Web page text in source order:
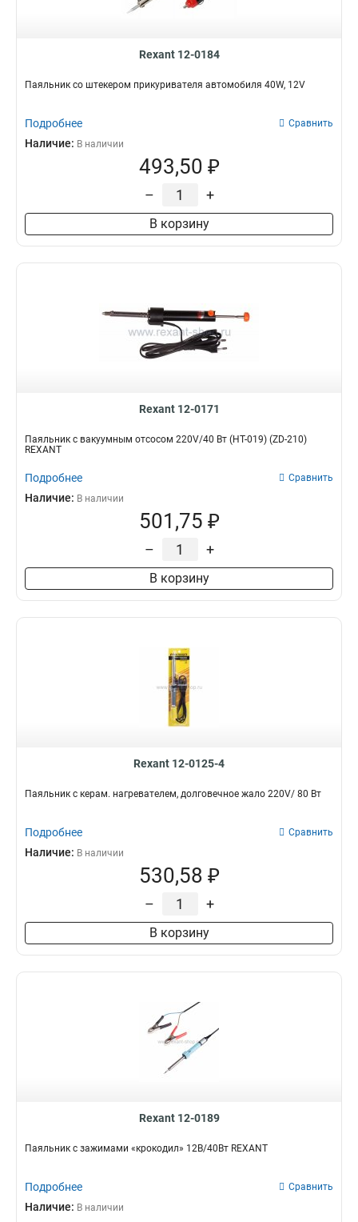
Rexant 12-0184
Паяльник со штекером прикуривателя автомобиля 40W, 12V
Подробнее Сравнить
Наличие: В наличии
493,50 ₽
– +
В корзину
Rexant 12-0171
Паяльник с вакуумным отсосом 220V/40 Вт (HT-019) (ZD-210)
REXANT
Подробнее Сравнить
Наличие: В наличии
501,75 ₽
– +
В корзину
Rexant 12-0125-4
Паяльник с керам. нагревателем, долговечное жало 220V/ 80 Вт
Подробнее Сравнить
Наличие: В наличии
530,58 ₽
– +
В корзину
Rexant 12-0189
Паяльник с зажимами «крокодил» 12В/40Вт REXANT
Подробнее Сравнить
Наличие: В наличии